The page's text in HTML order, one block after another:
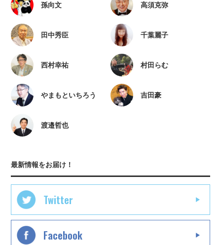
孫向文 高須克弥
田中秀臣 千葉麗子
西村幸祐 村田らむ
やまもといちろう 吉田豪
渡邉哲也
最新情報をお届け！
Twitter
Facebook